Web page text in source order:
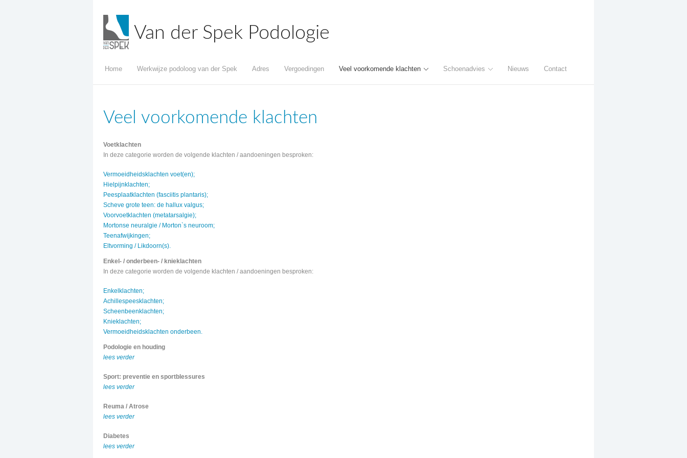
Van der Spek Podologie
Home Werkwijze podoloog van der Spek Adres Vergoedingen Veel voorkomende klachten Schoenadvies Nieuws Contact
Veel voorkomende klachten
Voetklachten
In deze categorie worden de volgende klachten / aandoeningen besproken:
Vermoeidheidsklachten voet(en);
Hielpijnklachten;
Peesplaatklachten (fasciitis plantaris);
Scheve grote teen: de hallux valgus;
Voorvoetklachten (metatarsalgie);
Mortonse neuralgie / Morton`s neuroom;
Teenafwijkingen;
Eltvorming / Likdoorn(s).
Enkel- / onderbeen- / knieklachten
In deze categorie worden de volgende klachten / aandoeningen besproken:
Enkelklachten;
Achillespeesklachten;
Scheenbeenklachten;
Knieklachten;
Vermoeidheidsklachten onderbeen.
Podologie en houding
lees verder
Sport: preventie en sportblessures
lees verder
Reuma / Atrose
lees verder
Diabetes
lees verder